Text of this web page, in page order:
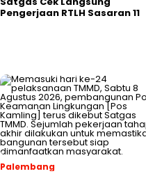
Pengerjaan RTLH Sasaran 11
Palembang